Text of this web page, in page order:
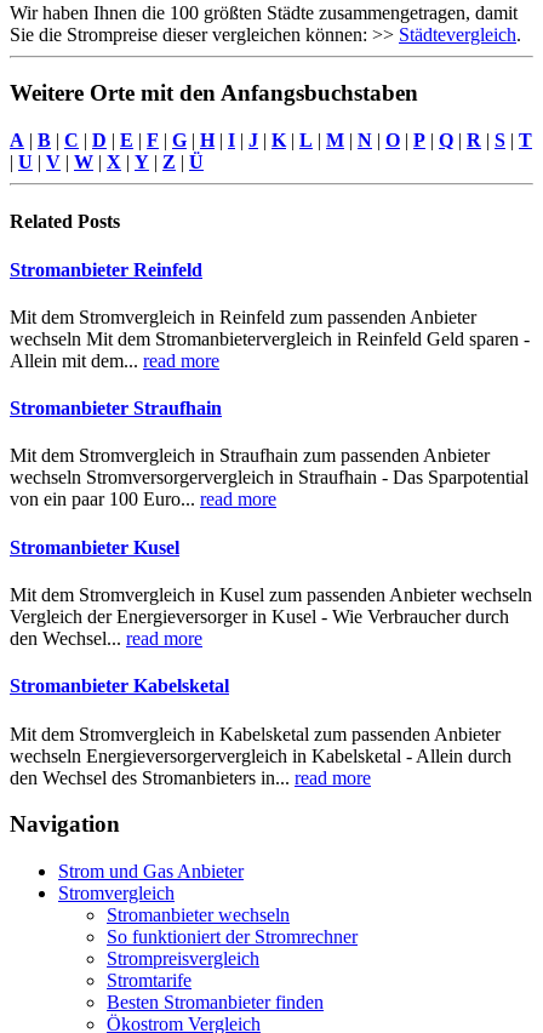
Wir haben Ihnen die 100 größten Städte zusammengetragen, damit
Sie die Strompreise dieser vergleichen können: >> Städtevergleich.
Weitere Orte mit den Anfangsbuchstaben
A | B | C | D | E | F | G | H| I | J | K | L | M | N | O | P | Q | R | S | T
| U | V | W | X | Y | Z | Ü
Related Posts
Stromanbieter Reinfeld
Mit dem Stromvergleich in Reinfeld zum passenden Anbieter
wechseln Mit dem Stromanbietervergleich in Reinfeld Geld sparen -
Allein mit dem... read more
Stromanbieter Straufhain
Mit dem Stromvergleich in Straufhain zum passenden Anbieter
wechseln Stromversorgervergleich in Straufhain - Das Sparpotential
von ein paar 100 Euro... read more
Stromanbieter Kusel
Mit dem Stromvergleich in Kusel zum passenden Anbieter wechseln
Vergleich der Energieversorger in Kusel - Wie Verbraucher durch
den Wechsel... read more
Stromanbieter Kabelsketal
Mit dem Stromvergleich in Kabelsketal zum passenden Anbieter
wechseln Energieversorgervergleich in Kabelsketal - Allein durch
den Wechsel des Stromanbieters in... read more
Navigation
Strom und Gas Anbieter
Stromvergleich
Stromanbieter wechseln
So funktioniert der Stromrechner
Strompreisvergleich
Stromtarife
Besten Stromanbieter finden
Ökostrom Vergleich